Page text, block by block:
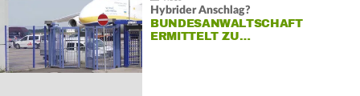
Hybrider Anschlag?
BUNDESANWALTSCHAFT
ERMITTELT ZU…